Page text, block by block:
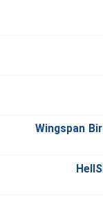
Wingspan